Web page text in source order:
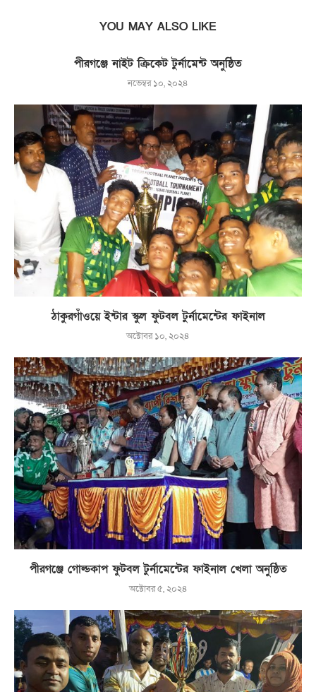
YOU MAY ALSO LIKE
পীরগঞ্জে নাইট ক্রিকেট টুর্নামেন্ট অনুষ্ঠিত
নভেম্বর ১০, ২০২৪
ঠাকুরগাঁওয়ে ইন্টার স্কুল ফুটবল টুর্নামেন্টের ফাইনাল
অক্টোবর ১০, ২০২৪
পীরগঞ্জে গোল্ডকাপ ফুটবল টুর্নামেন্টের ফাইনাল খেলা অনুষ্ঠিত
অক্টোবর ৫, ২০২৪